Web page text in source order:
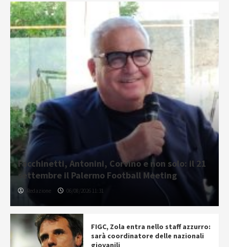
Facchinetti, Antonini, Corvino e non solo: il 21
settembre il Palermo Football Meeting
Redazione 06/08/2026 11:31
FIGC, Zola entra nello staff azzurro:
sarà coordinatore delle nazionali
giovanili